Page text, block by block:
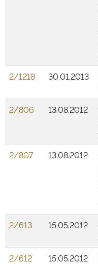
2/1218
30.01.2013
2/806
13.08.2012
2/807
13.08.2012
2/613
15.05.2012
2/612
15.05.2012